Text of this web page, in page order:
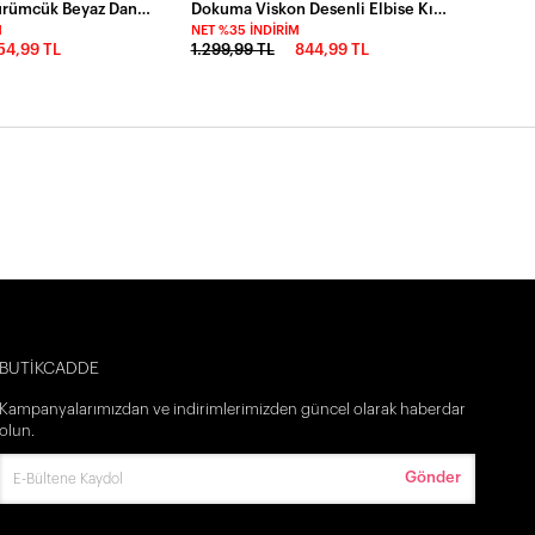
Balıkçı Yaka Bürümcük Beyaz Dantel Bluz
TL
Dokuma Viskon Desenli Elbise Kırmızı
NET %35 İNDIRIM
1.299,99 TL 844,99 TL
BUTİKCADDE
Kampanyalarımızdan ve indirimlerimizden güncel olarak haberdar
olun.
Gönder